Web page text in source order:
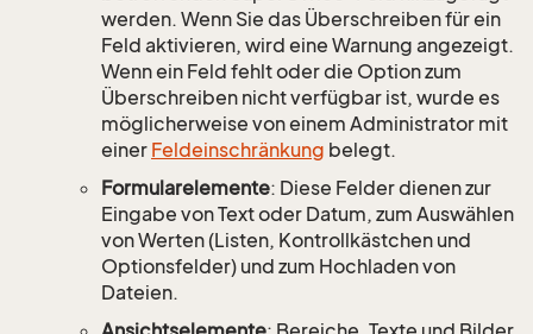
werden. Wenn Sie das Überschreiben für ein
Feld aktivieren, wird eine Warnung angezeigt.
Wenn ein Feld fehlt oder die Option zum
Überschreiben nicht verfügbar ist, wurde es
möglicherweise von einem Administrator mit
einer Feldeinschränkung belegt.
Formularelemente: Diese Felder dienen zur
Eingabe von Text oder Datum, zum Auswählen
von Werten (Listen, Kontrollkästchen und
Optionsfelder) und zum Hochladen von
Dateien.